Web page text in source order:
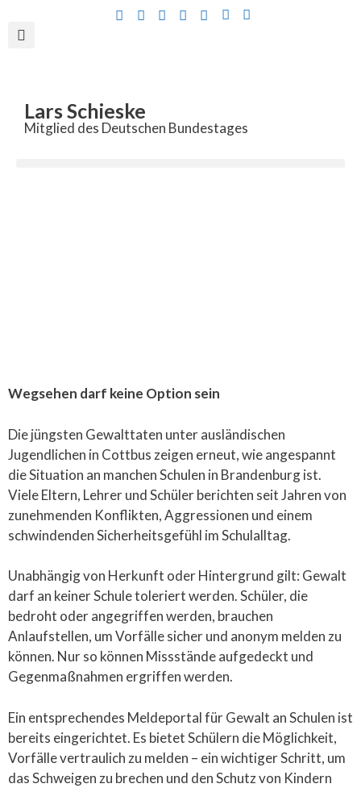
Lars Schieske
Mitglied des Deutschen Bundestages
Wegsehen darf keine Option sein
Die jüngsten Gewalttaten unter ausländischen
Jugendlichen in Cottbus zeigen erneut, wie angespannt
die Situation an manchen Schulen in Brandenburg ist.
Viele Eltern, Lehrer und Schüler berichten seit Jahren von
zunehmenden Konflikten, Aggressionen und einem
schwindenden Sicherheitsgefühl im Schulalltag.
Unabhängig von Herkunft oder Hintergrund gilt: Gewalt
darf an keiner Schule toleriert werden. Schüler, die
bedroht oder angegriffen werden, brauchen
Anlaufstellen, um Vorfälle sicher und anonym melden zu
können. Nur so können Missstände aufgedeckt und
Gegenmaßnahmen ergriffen werden.
Ein entsprechendes Meldeportal für Gewalt an Schulen ist
bereits eingerichtet. Es bietet Schülern die Möglichkeit,
Vorfälle vertraulich zu melden – ein wichtiger Schritt, um
das Schweigen zu brechen und den Schutz von Kindern